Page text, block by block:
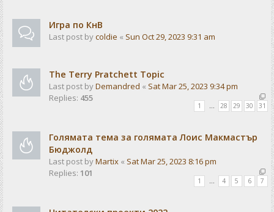
Игра по КнВ
Last post bycoldie « Sun Oct 29, 2023 9:31 am
The Terry Pratchett Topic
Last post byDemandred « Sat Mar 25, 2023 9:34 pm
Replies: 455
1 … 28 29 30 31
Голямата тема за голямата Лоис Макмастър
Бюджолд
Last post byMartix « Sat Mar 25, 2023 8:16 pm
Replies: 101
1 … 4 5 6 7